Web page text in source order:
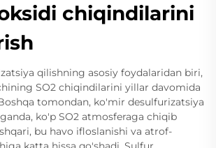
chiqindilarini
qilishning asosiy foydalaridan biri,
SO2 chiqindilarini yillar davomida
tomondan, ko'mir desulfurizatsiya
ko'p SO2 atmosferaga chiqib
bu havo ifloslanishi va atrof-